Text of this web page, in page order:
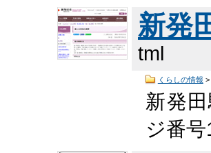
新発
tml
くらしの情報 >
新発
ジ番